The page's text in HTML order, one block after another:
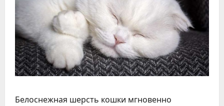
Белоснежная шерсть кошки мгновенно